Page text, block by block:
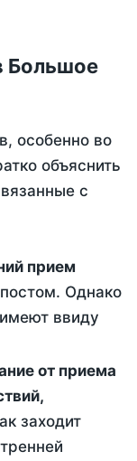
Большое
особенно во
объяснить
с
Однако
ввиду
заходит